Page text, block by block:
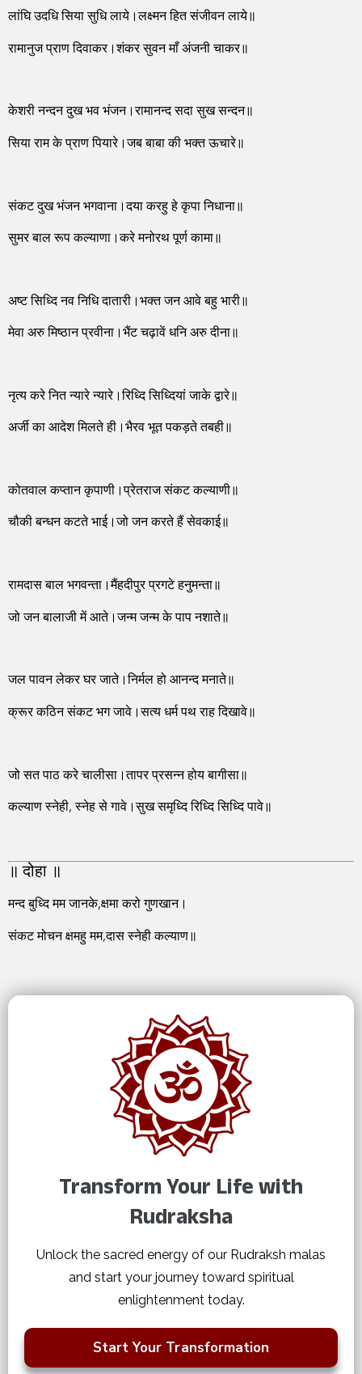
लांघि उदधि सिया सुधि लाये।लक्ष्मन हित संजीवन लाये॥
रामानुज प्राण दिवाकर।शंकर सुवन माँ अंजनी चाकर॥
केशरी नन्दन दुख भव भंजन।रामानन्द सदा सुख सन्दन॥
सिया राम के प्राण पियारे।जब बाबा की भक्त ऊचारे॥
संकट दुख भंजन भगवाना।दया करहु हे कृपा निधाना॥
सुमर बाल रूप कल्याणा।करे मनोरथ पूर्ण कामा॥
अष्ट सिध्दि नव निधि दातारी।भक्त जन आवे बहु भारी॥
मेवा अरु मिष्ठान प्रवीना।भैंट चढ़ावें धनि अरु दीना॥
नृत्य करे नित न्यारे न्यारे।रिध्दि सिध्दियां जाके द्वारे॥
अर्जी का आदेश मिलते ही।भैरव भूत पकड़ते तबही॥
कोतवाल कप्तान कृपाणी।प्रेतराज संकट कल्याणी॥
चौकी बन्धन कटते भाई।जो जन करते हैं सेवकाई॥
रामदास बाल भगवन्ता।मैंहदीपुर प्रगटे हनुमन्ता॥
जो जन बालाजी में आते।जन्म जन्म के पाप नशाते॥
जल पावन लेकर घर जाते।निर्मल हो आनन्द मनाते॥
क्रूर कठिन संकट भग जावे।सत्य धर्म पथ राह दिखावे॥
जो सत पाठ करे चालीसा।तापर प्रसन्न होय बागीसा॥
कल्याण स्नेही, स्नेह से गावे।सुख समृध्दि रिध्दि सिध्दि पावे॥
॥ दोहा ॥
मन्द बुध्दि मम जानके,क्षमा करो गुणखान।
संकट मोचन क्षमहु मम,दास स्नेही कल्याण॥
Transform Your Life with
Rudraksha
Unlock the sacred energy of our Rudraksh malas
and start your journey toward spiritual
enlightenment today.
Start Your Transformation